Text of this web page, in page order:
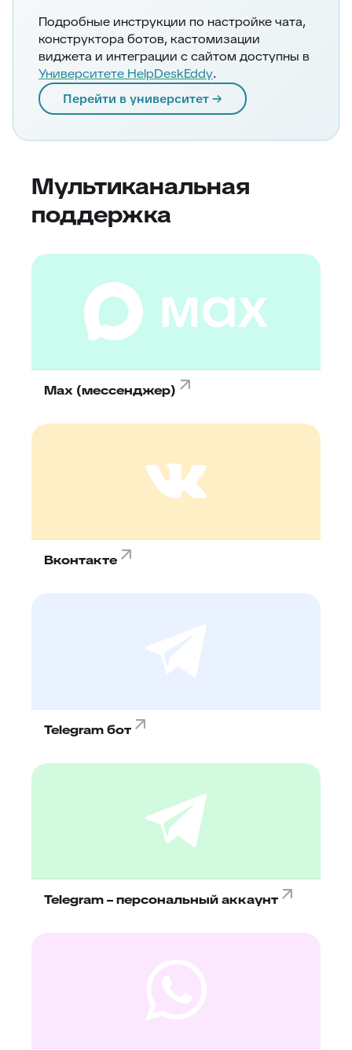
Подробные инструкции по настройке чата,
конструктора ботов, кастомизации
виджета и интеграции с сайтом доступны в
Университете HelpDeskEddy.
Перейти в университет →
Мультиканальная
поддержка
Max (мессенджер)
Вконтакте
Telegram бот
Telegram – персональный аккаунт